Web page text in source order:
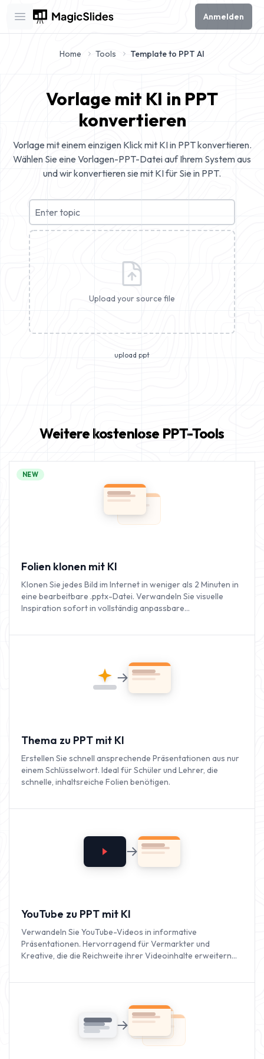
Open main menu
Anmelden
Home Tools Template to PPT AI
Vorlage mit KI in PPT
konvertieren
Vorlage mit einem einzigen Klick mit KI in PPT konvertieren.
Wählen Sie eine Vorlagen-PPT-Datei auf Ihrem System aus
und wir konvertieren sie mit KI für Sie in PPT.
Upload your source file
upload ppt
Weitere kostenlose PPT-Tools
Folien klonen mit KI
Klonen Sie jedes Bild im Internet in weniger als 2 Minuten in
eine bearbeitbare .pptx-Datei. Verwandeln Sie visuelle
Inspiration sofort in vollständig anpassbare
NEW
Thema zu PPT mit KI
Erstellen Sie schnell ansprechende Präsentationen aus nur
einem Schlüsselwort. Ideal für Schüler und Lehrer, die
schnelle, inhaltsreiche Folien benötigen.
YouTube zu PPT mit KI
Verwandeln Sie YouTube-Videos in informative
Präsentationen. Hervorragend für Vermarkter und
Kreative, die die Reichweite ihrer Videoinhalte erweitern